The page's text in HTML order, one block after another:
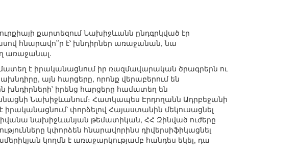
քարտեզում Նախիջևանն ընդգրկված էր
հնարավո՞ր է՝ խնդիրներ առաջանան, նա
առաջանալ.
է իրականացնում իր ռազմավարական ծրագրերն ու
այն հարցերը, որոնք վերաբերում են
խնդիրների՝ իրենց հարցերը համատեղ են
Նախիջևանում։ Հատկապես Էրդողանն Ադրբեջանի
փորձելով Հայաստանին մեկուսացնել
նախիջևանյան թեմատիկան, ՀՀ Զինված ուժերը
կփորձեն հնարավորինս դիվերսիֆիկացնել
կողմն է առաջարկությամբ հանդես եկել, դա